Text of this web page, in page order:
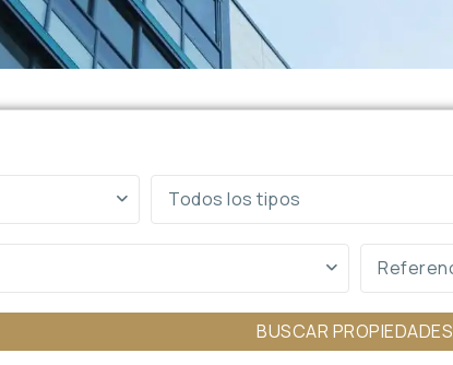
Todos los tipos
BUSCAR PROPIEDADES